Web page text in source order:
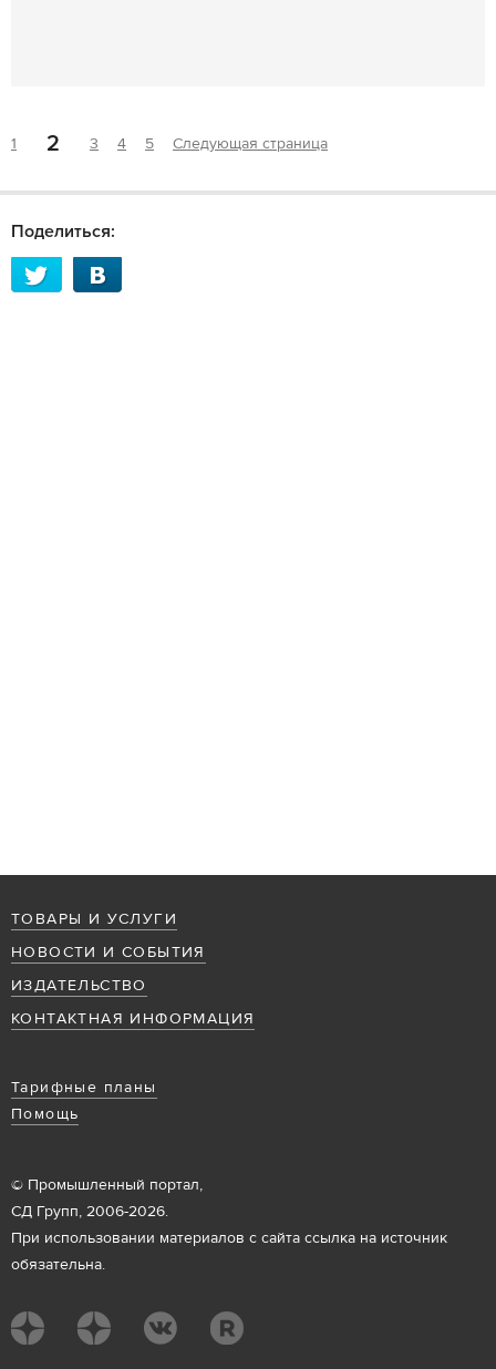
1 2 3 4 5 Следующая страница
Поделиться:
ТОВАРЫ И УСЛУГИ
НОВОСТИ И СОБЫТИЯ
ИЗДАТЕЛЬСТВО
КОНТАКТНАЯ ИНФОРМАЦИЯ
Тарифные планы
Помощь
© Промышленный портал,
СД Групп, 2006-2026.
При использовании материалов с сайта ссылка на источник
обязательна.